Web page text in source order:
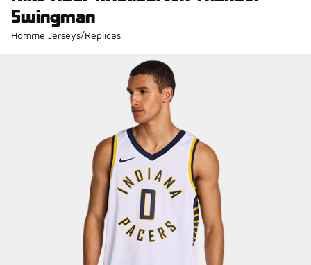
Swingman
Homme Jerseys/Replicas